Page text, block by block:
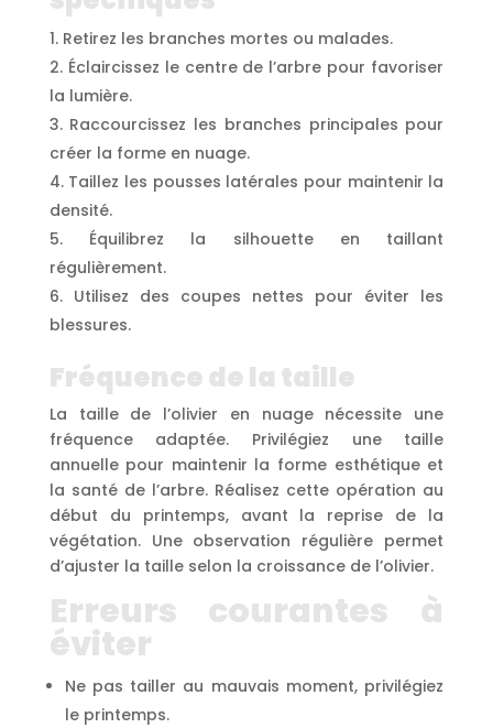
Retirez les branches mortes ou malades.
Éclaircissez le centre de l’arbre pour favoriser
la lumière.
Raccourcissez les branches principales pour
créer la forme en nuage.
Taillez les pousses latérales pour maintenir la
densité.
Équilibrez la silhouette en taillant
régulièrement.
Utilisez des coupes nettes pour éviter les
blessures.
Fréquence de la taille
La taille de l’olivier en nuage nécessite une
fréquence adaptée. Privilégiez une taille
annuelle pour maintenir la forme esthétique et
la santé de l’arbre. Réalisez cette opération au
début du printemps, avant la reprise de la
végétation. Une observation régulière permet
d’ajuster la taille selon la croissance de l’olivier.
Erreurs courantes à
éviter
Ne pas tailler au mauvais moment, privilégiez
le printemps.